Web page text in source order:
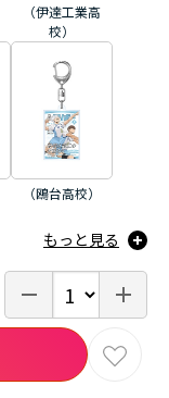
（伊達工業高
校）
（鴎台高校）
もっと見る